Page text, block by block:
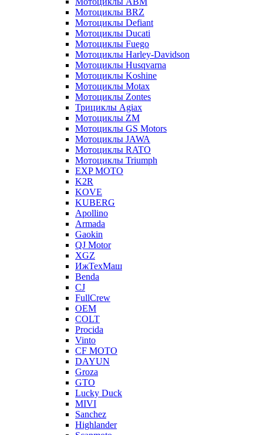
Мотоциклы BRZ
Мотоциклы Defiant
Мотоциклы Ducati
Мотоциклы Fuego
Мотоциклы Harley-Davidson
Мотоциклы Husqvarna
Мотоциклы Koshine
Мотоциклы Motax
Мотоциклы Zontes
Трициклы Agiax
Мотоциклы ZM
Мотоциклы GS Motors
Мотоциклы JAWA
Мотоциклы RATO
Мотоциклы Triumph
EXP MOTO
K2R
KOVE
KUBERG
Apollino
Armada
Gaokin
QJ Motor
XGZ
ИжТехМаш
Benda
CJ
FullCrew
OEM
COLT
Procida
Vinto
CF MOTO
DAYUN
Groza
GTO
Lucky Duck
MIVI
Sanchez
Highlander